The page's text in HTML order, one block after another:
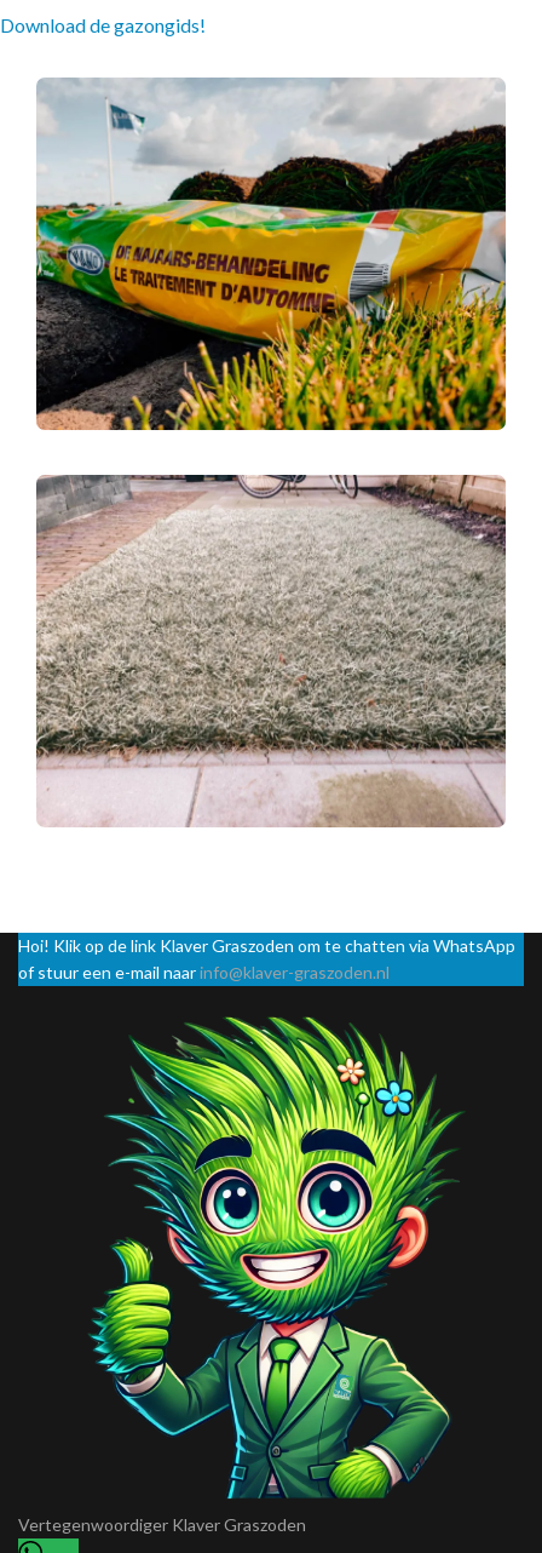
Download de gazongids!
Hoi! Klik op de link Klaver Graszoden om te chatten via WhatsApp
of stuur een e-mail naarinfo@klaver-graszoden.nl
Vertegenwoordiger Klaver Graszoden